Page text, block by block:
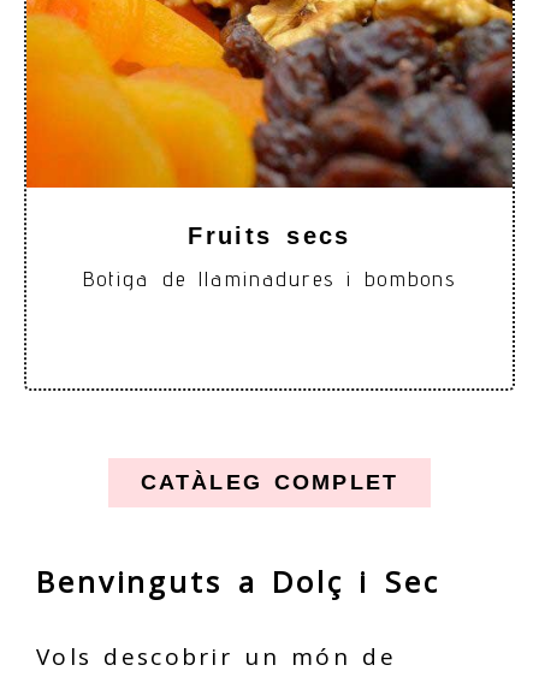
Fruits secs
Botiga de llaminadures i bombons
CATÀLEG COMPLET
Benvinguts a Dolç i Sec
Vols descobrir un món de